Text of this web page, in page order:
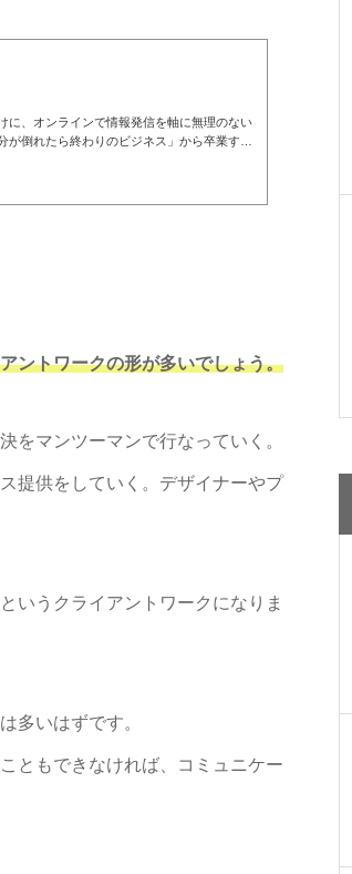
に、オンラインで情報発信を軸に無理のない
倒れたら終わりのビジネス」から卒業する
ントワークの形が多いでしょう。
をマンツーマンで行なっていく。
提供をしていく。デザイナーやプ
というクライアントワークになりま
多いはずです。
ともできなければ、コミュニケー